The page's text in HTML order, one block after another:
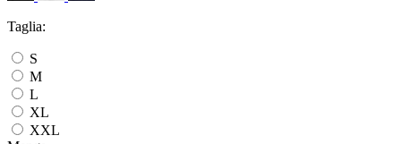
Taglia:
S
M
L
XL
XXL